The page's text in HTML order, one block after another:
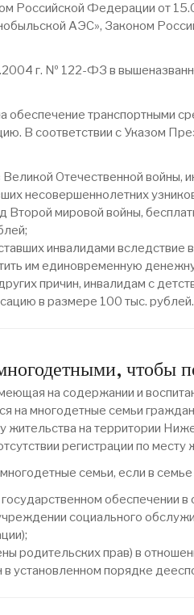
Российской Федерации от
АЭС», Законом
г. № 122-ФЗ в
обеспечение транспортными
В соответствии с Указом
Отечественной войны,
несовершеннолетних
Второй мировой войны,
инвалидами
им единовременную
причин, инвалидам с
в размере 100 тыс. рублей.
чтобы
на содержании и
на многодетные семьи
на территории
регистрации по месту
семьи, если в
социального
родительских прав) в
в установленном порядке